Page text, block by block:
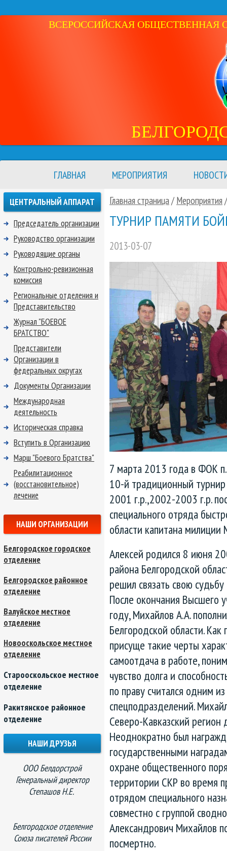
ВСЕРОССИЙСКАЯ ОБЩЕСТВЕННАЯ
ГЛАВНАЯ МЕРОПРИЯТИЯ
Главная страница/ Мероприятия
ТУРНИР ПАМЯТИ
2013-03-07
7 марта 2013 года в ФОК
10-й традиционный
2001 г.р.,2002-2003 г.р.
специального отряда
области капитана
Алексей родился 8 июня
района Белгородской
решил связать свою
После окончания Высшего
году, Михайлов А.А.
Белгородской области.
присуще такие черты
самоотдача в работе,
чувство долга и
по праву считался одним
спецподразделений.
Северо-Кавказский
Неоднократно был
государственными
охране общественного
территории СКР во время
отрядом специального
совместно с группой
Александрович Михайлов
посмертно.
ЦЕНТРАЛЬНЫЙ АППАРАТ
Председатель организации
Руководство организации
Руководящие органы
Контрольно-ревизионная
комиссия
Региональные отделения и
Представительство
Журнал "БОЕВОЕ
БРАТСТВО"
Представители
Организации в
федеральных округах
Документы Организации
Международная
деятельность
Историческая справка
Вступить в Организацию
Марш "Боевого Братства"
Реабилитационное
(восстановительное)
лечение
НАШИ ОРГАНИЗАЦИИ
Белгородское городское
отделение
Белгородское районное
отделение
Валуйское местное
отделение
Новооскольское местное
отделение
Старооскольское местное
отделение
Ракитянское районное
отделение
НАШИ ДРУЗЬЯ
ООО Белдорстрой
Генеральный директор
Степашов Н.Е.
Белгородское отделение
Союза писателей России